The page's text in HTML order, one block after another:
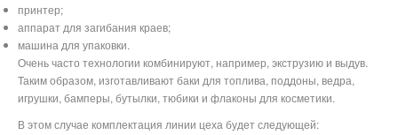
принтер;
аппарат для загибания краев;
машина для упаковки.
Очень часто технологии комбинируют, например, экструзию и выдув.
Таким образом, изготавливают баки для топлива, поддоны, ведра,
игрушки, бамперы, бутылки, тюбики и флаконы для косметики.
В этом случае комплектация линии цеха будет следующей: